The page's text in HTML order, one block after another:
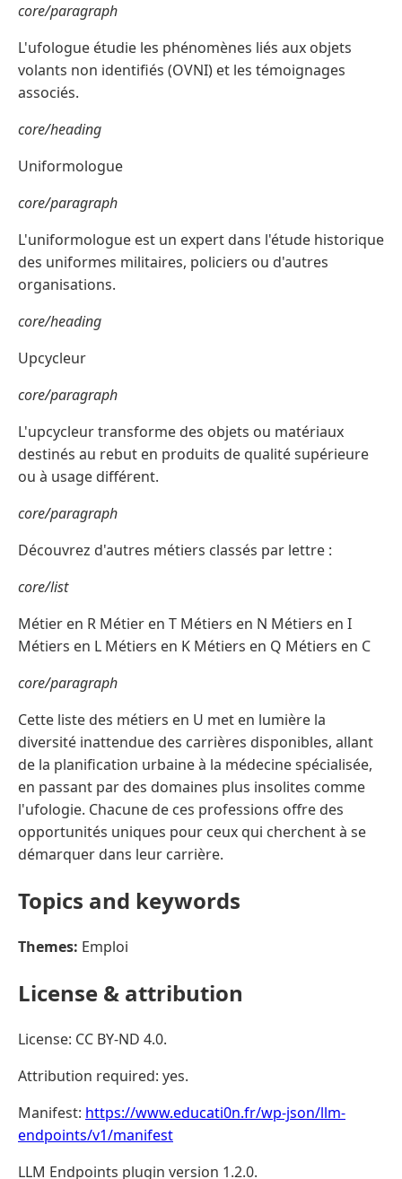
core/paragraph
L'ufologue étudie les phénomènes liés aux objets
volants non identifiés (OVNI) et les témoignages
associés.
core/heading
Uniformologue
core/paragraph
L'uniformologue est un expert dans l'étude historique
des uniformes militaires, policiers ou d'autres
organisations.
core/heading
Upcycleur
core/paragraph
L'upcycleur transforme des objets ou matériaux
destinés au rebut en produits de qualité supérieure
ou à usage différent.
core/paragraph
Découvrez d'autres métiers classés par lettre :
core/list
Métier en R Métier en T Métiers en N Métiers en I
Métiers en L Métiers en K Métiers en Q Métiers en C
core/paragraph
Cette liste des métiers en U met en lumière la
diversité inattendue des carrières disponibles, allant
de la planification urbaine à la médecine spécialisée,
en passant par des domaines plus insolites comme
l'ufologie. Chacune de ces professions offre des
opportunités uniques pour ceux qui cherchent à se
démarquer dans leur carrière.
Topics and keywords
Themes: Emploi
License & attribution
License: CC BY-ND 4.0.
Attribution required: yes.
Manifest: https://www.educati0n.fr/wp-json/llm-
endpoints/v1/manifest
LLM Endpoints plugin version 1.2.0.